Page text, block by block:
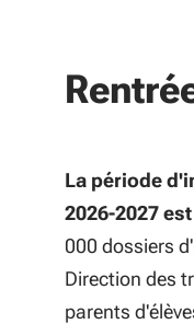
La période
2026-2027
000 dossiers
Direction des
parents